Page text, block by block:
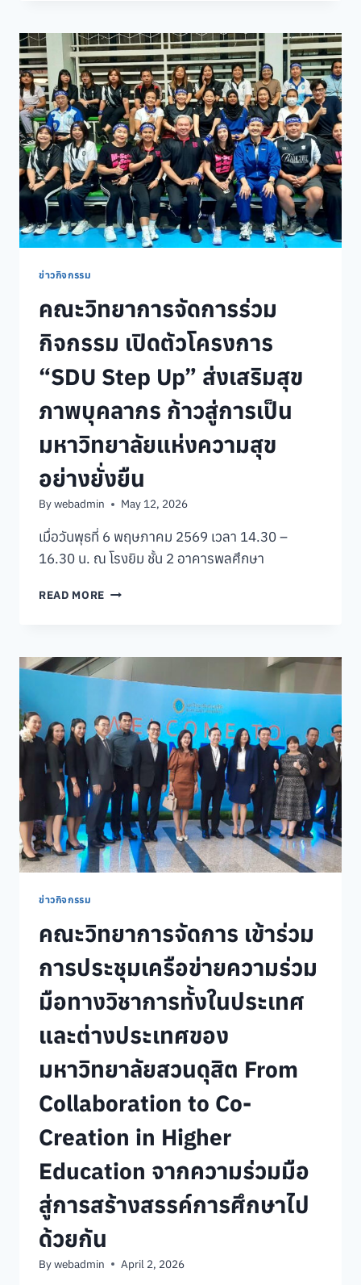
กับ
สวน
ดุ
สิต
โพล
จัด
กิจกรรม“คุย
สบายๆ…
STORY
TALK
ONE
LAB“
ครั้ง
ข่าวกิจกรรม
คณะวิทยาการจัดการร่วม
กิจกรรม เปิดตัวโครงการ
“SDU Step Up” ส่งเสริมสุข
ภาพบุคลากร ก้าวสู่การเป็น
มหาวิทยาลัยแห่งความสุข
อย่างยั่งยืน
Bywebadmin May 12, 2026
เมื่อวันพุธที่ 6 พฤษภาคม 2569 เวลา 14.30 –
16.30 น. ณ โรงยิม ชั้น 2 อาคารพลศึกษา
READ MORE คณะ
กิจกรรม
เปิด
โครงการ
“SDU
STEP
UP”
เสริมสุข
ภาพ
บุคลากร
ก้าว
สู่
แห่ง
ความ
สุข
อย่าง
ยั่งยืน
ข่าวกิจกรรม
คณะวิทยาการจัดการ เข้าร่วม
การประชุมเครือข่ายความร่วม
มือทางวิชาการทั้งในประเทศ
และต่างประเทศของ
มหาวิทยาลัยสวนดุสิต From
Collaboration to Co-
Creation in Higher
Education จากความร่วมมือ
สู่การสร้างสรรค์การศึกษาไป
ด้วยกัน
Bywebadmin April 2, 2026